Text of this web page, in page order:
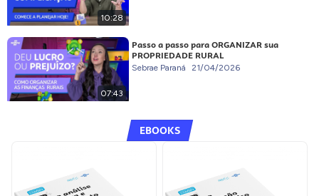
10:28
07:43
Passo a passo para ORGANIZAR sua
PROPRIEDADE RURAL
Sebrae Paraná 21/04/2026
EBOOKS